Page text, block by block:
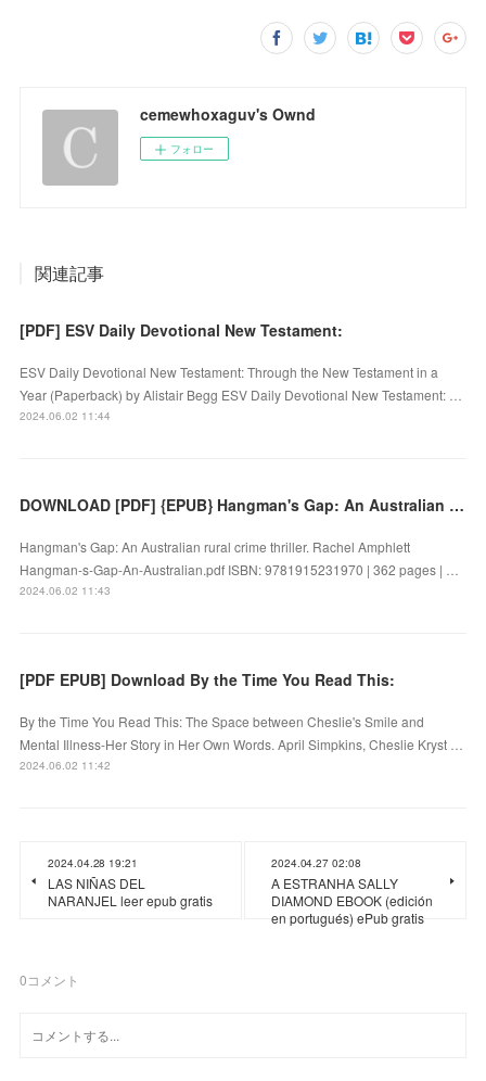
cemewhoxaguv's Ownd
フォロー
関連記事
[PDF] ESV Daily Devotional New Testament:
ESV Daily Devotional New Testament: Through the New Testament in a
Year (Paperback) by Alistair Begg ESV Daily Devotional New Testament: …
2024.06.02 11:44
DOWNLOAD [PDF] {EPUB} Hangman's Gap: An Australian rural crime thriller by Rachel Amphlett
Hangman's Gap: An Australian rural crime thriller. Rachel Amphlett
Hangman-s-Gap-An-Australian.pdf ISBN: 9781915231970 | 362 pages | …
2024.06.02 11:43
[PDF EPUB] Download By the Time You Read This:
By the Time You Read This: The Space between Cheslie's Smile and
Mental Illness-Her Story in Her Own Words. April Simpkins, Cheslie Kryst …
2024.06.02 11:42
2024.04.28 19:21
LAS NIÑAS DEL
NARANJEL leer epub gratis
2024.04.27 02:08
A ESTRANHA SALLY
DIAMOND EBOOK (edición
en portugués) ePub gratis
0コメント